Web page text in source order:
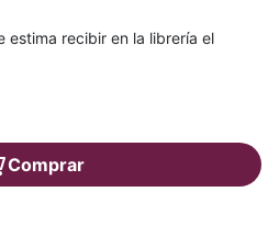
estima recibir en la librería el
Comprar